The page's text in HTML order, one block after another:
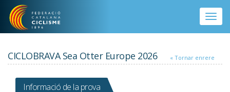
Vés al contingut
Toggle
CICLOBRAVA Sea Otter Europe 2026
Informació de la prova
« Tornar enrere